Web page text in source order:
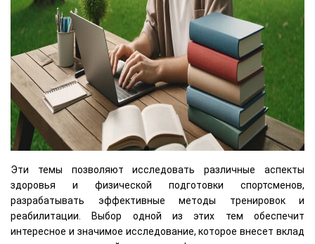
Эти темы позволяют исследовать различные аспекты
здоровья и физической подготовки спортсменов,
разрабатывать эффективные методы тренировок и
реабилитации. Выбор одной из этих тем обеспечит
интересное и значимое исследование, которое внесет вклад